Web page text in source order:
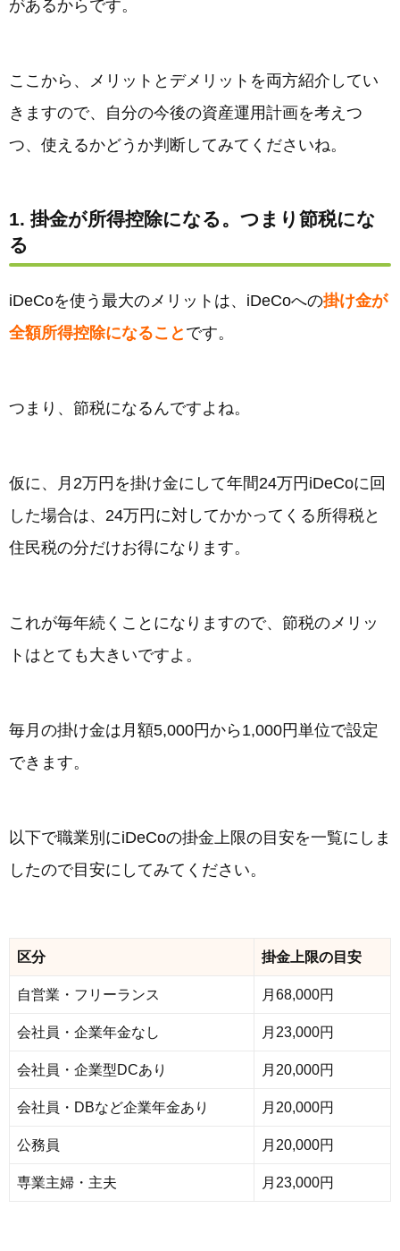
があるからです。
ここから、メリットとデメリットを両方紹介してい
きますので、自分の今後の資産運用計画を考えつ
つ、使えるかどうか判断してみてくださいね。
1. 掛金が所得控除になる。つまり節税にな
る
iDeCoを使う最大のメリットは、iDeCoへの掛け金が
全額所得控除になること です。
つまり、節税になるんですよね。
仮に、月2万円を掛け金にして年間24万円iDeCoに回
した場合は、24万円に対してかかってくる所得税と
住民税の分だけお得になります。
これが毎年続くことになりますので、節税のメリッ
トはとても大きいですよ。
毎月の掛け金は月額5,000円から1,000円単位で設定
できます。
以下で職業別にiDeCoの掛金上限の目安を一覧にしま
したので目安にしてみてください。
区分 掛金上限の目安
自営業・フリーランス 月68,000円
会社員・企業年金なし 月23,000円
会社員・企業型DCあり 月20,000円
会社員・DBなど企業年金あり 月20,000円
公務員 月20,000円
専業主婦・主夫 月23,000円